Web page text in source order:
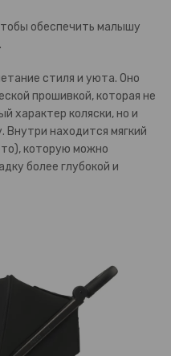
обеспечить малышу
стиля и уюта. Оно
прошивкой, которая не
характер коляски, но и
Внутри находится мягкий
которую можно
более глубокой и